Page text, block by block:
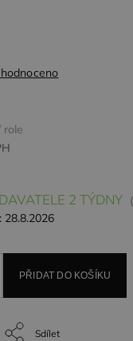
role
2 TÝDNY
28.8.2026
PŘIDAT DO KOŠÍKU
Sdílet